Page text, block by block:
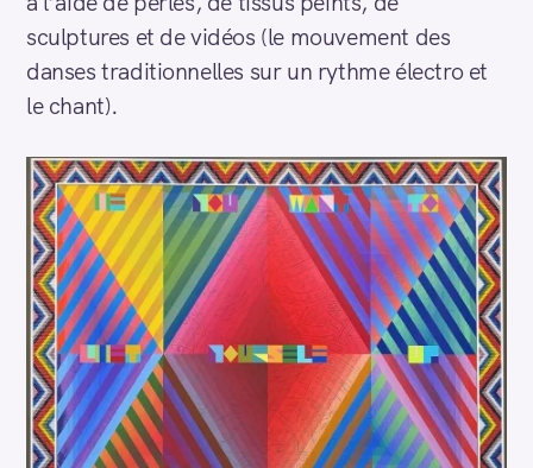
sculptures et de vidéos (le mouvement des
danses traditionnelles sur un rythme électro et
le chant).
R
e
c